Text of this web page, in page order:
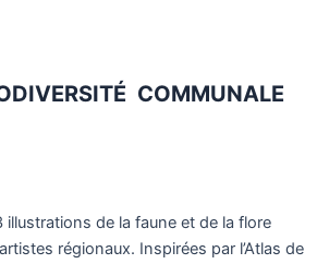
COMMUNALE
illustrations de la faune et de la flore
régionaux. Inspirées par l’Atlas de